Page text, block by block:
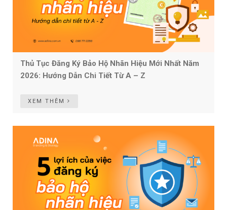
Thủ Tục Đăng Ký Bảo Hộ Nhãn Hiệu Mới Nhất Năm
2026: Hướng Dẫn Chi Tiết Từ A – Z
XEM THÊM